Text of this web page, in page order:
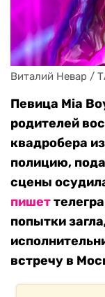
Виталий Невар /
Певица Mia
родителей
квадробера
полицию,
сцены
пишет
попытки
встречу в